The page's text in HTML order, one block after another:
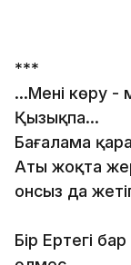
***
...Мені көру -
Қызықпа...
Бағалама
Аты жоқта
онсыз да
Бір Ертегі бар